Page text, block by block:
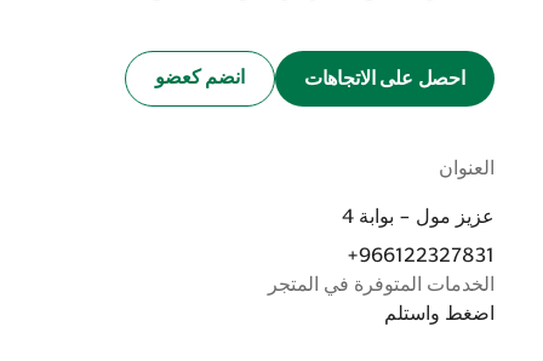
احصل على الاتجاهات انضم كعضو
العنوان
عزيز مول - بوابة 4
+966122327831
الخدمات المتوفرة في المتجر
اضغط واستلم